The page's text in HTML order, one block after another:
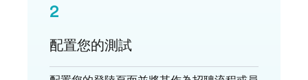
2
配置您的測試